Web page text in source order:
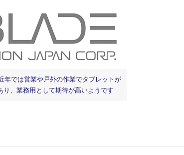
年では営業や戸外の作業でタブレットが
り、業務用として期待が高いようです